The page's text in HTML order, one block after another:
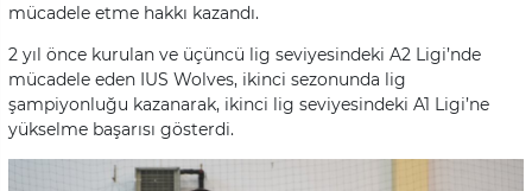
mücadele etme hakkı kazandı.
2 yıl önce kurulan ve üçüncü lig seviyesindeki A2 Ligi’nde
mücadele eden IUS Wolves, ikinci sezonunda lig
şampiyonluğu kazanarak, ikinci lig seviyesindeki A1 Ligi’ne
yükselme başarısı gösterdi.